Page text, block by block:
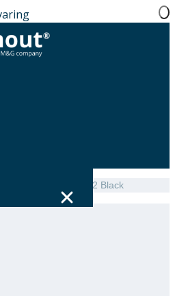
collar PP F128-132 Black